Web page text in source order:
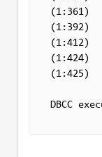
(1:361)
(1:412)
(1:425)
DBCC